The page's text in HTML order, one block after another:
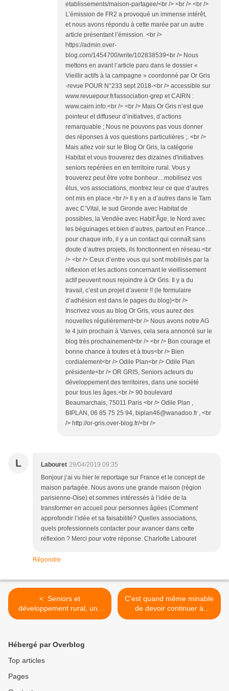
etablissements/maison-partagee/<br /> <br /> <br />
L’émission de FR2 a provoqué un immense intérêt,
et nous avons répondu à cette marée par un autre
article présentant l’émission. <br />
https://admin.over-
blog.com/1454700/write/102838539<br /> Nous
mettons en avant l’article paru dans le dossier «
Vieillir actifs à la campagne » coordonné par Or Gris
-revue POUR N°233 sept 2018-<br /> accessible sur
www.revuepour.fr/lassociation-grep et CAIRN :
www.cairn.info.<br /> <br /> Mais Or Gris n’est que
pointeur et diffuseur d’initiatives, d’actions
remarquable ; Nous ne pouvons pas vous donner
des réponses à vos questions particulières ;. <br />
Mais allez voir sur le Blog Or Gris, la catégorie
Habitat et vous trouverez des dizaines d'initiatives
seniors repérées en en territoire rural. Vous y
trouverez peut être votre bonheur…mobilisez vos
élus, vos associations, montrez leur ce que d’autres
ont mis en place.<br /> Il y en a d’autres dans le Tarn
avec C’Vital, le sud Gironde avec Habitat de
possibles, la Vendée avec Habit’Âge, le Nord avec
les béguinages et bien d’autres, partout en France…
pour chaque info, il y a un contact qui connaît sans
doute d’autres projets, ils fonctionnent en réseau.<br
/> <br /> Ceux d’entre vous qui sont mobilisés par la
réflexion et les actions concernant le vieillissement
actif peuvent nous rejoindre à Or Gris. Il y a du
travail, c’est un projet d’avenir !! (le formulaire
d’adhésion est dans le pages du blog)<br />
Inscrivez vous au blog Or Gris, vous aurez des
nouvelles régulièrement<br /> Nous avons notre AG
le 4 juin prochain à Vanves, cela sera annoncé sur le
blog très prochainement<br /> <br /> Bon courage et
bonne chance à toutes et à tous<br /> Bien
cordialement<br /> Odile Plan<br /> Odile Plan
présidente<br /> OR GRIS, Seniors acteurs du
développement des territoires, dans une société
pour tous les âges.<br /> 90 boulevard
Beaumarchais, 75011 Paris <br /> Odile Plan ,
BIPLAN, 06 85 75 25 94, biplan46@wanadoo.fr , <br
/> http://or-gris.over-blog.fr/<br />
L Labouret 29/04/2019 09:35
Bonjour j’ai vu hier le reportage sur France et le concept de
maison partagée. Nous avons une grande maison (région
parisienne-Oise) et sommes intéressés à l’idée de la
transformer en accueil pour personnes âgées (Comment
approfondir l’idée et sa faisabilité? Quelles associations,
quels professionnels contacter pour avancer dans cette
réflexion ? Merci pour votre réponse. Charlotte Labouret
Répondre
< Seniors et
développement rural, une
rencontre "Or Gris"
C'est quand même minable
de devoir continuer à
travailler >
Hébergé par Overblog
Top articles
Pages